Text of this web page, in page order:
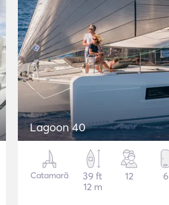
Lagoon 40
Catamarã
39 ft
12 m
12 6